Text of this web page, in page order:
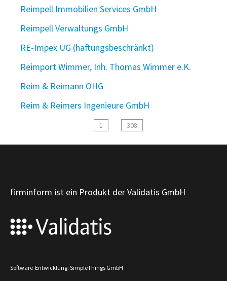
Reimpell Immobilien Services GmbH
Reimpell Verwaltungs GmbH
RE-Impex UG (haftungsbeschränkt)
Reimport Wimmer, Inh. Thomas Wimmer e.K.
Reim & Reimann OHG
Reim & Reimers Ingenieure GmbH
1 308
firminform ist ein Produkt der Validatis GmbH
Software-Entwicklung: SimpleThings GmbH